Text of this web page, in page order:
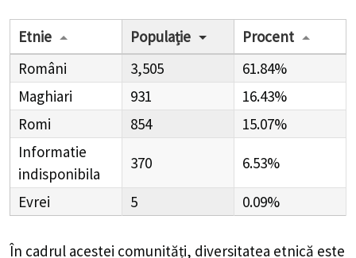
Etnie Populație
Procent
Români
3,505
61.84%
Maghiari
931
16.43%
Romi
854
15.07%
Informatie
indisponibila
370 6.53%
Evrei 5 0.09%
În cadrul acestei comunități, diversitatea etnică este